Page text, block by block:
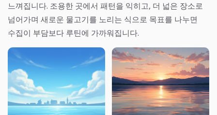
느껴집니다. 조용한 곳에서 패턴을 익히고, 더 넓은 장소로
넘어가며 새로운 물고기를 노리는 식으로 목표를 나누면
수집이 부담보다 루틴에 가까워집니다.